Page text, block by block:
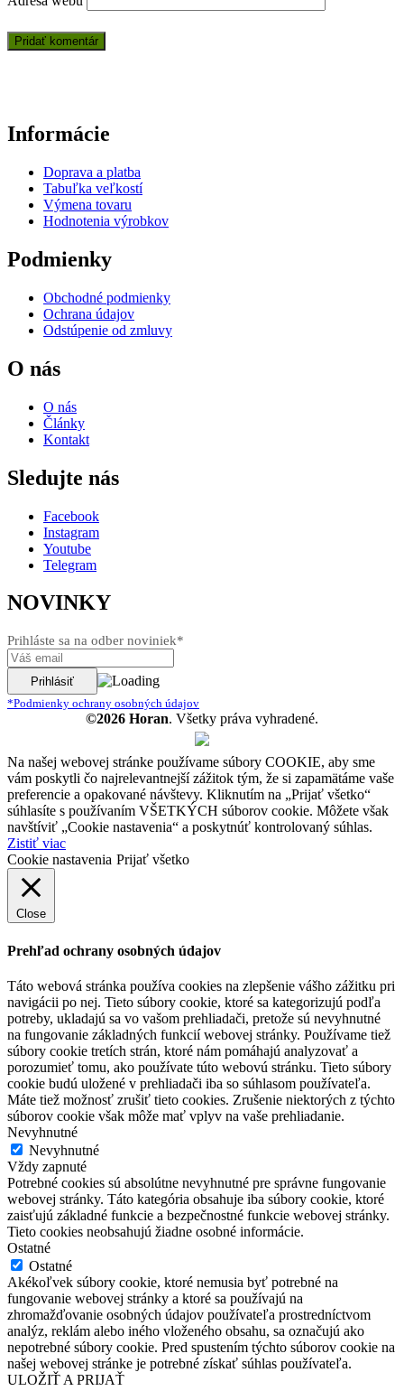
Informácie
Doprava a platba
Tabuľka veľkostí
Výmena tovaru
Hodnotenia výrobkov
Podmienky
Obchodné podmienky
Ochrana údajov
Odstúpenie od zmluvy
O nás
O nás
Články
Kontakt
Sledujte nás
Facebook
Instagram
Youtube
Telegram
NOVINKY
Prihláste sa na odber noviniek*
*Podmienky ochrany osobných údajov
©2026 Horan. Všetky práva vyhradené.
Na našej webovej stránke používame súbory COOKIE, aby sme
vám poskytli čo najrelevantnejší zážitok tým, že si zapamätáme vaše
preferencie a opakované návštevy. Kliknutím na „Prijať všetko“
súhlasíte s používaním VŠETKÝCH súborov cookie. Môžete však
navštíviť „Cookie nastavenia“ a poskytnúť kontrolovaný súhlas.
Zistiť viac
Cookie nastavenia Prijať všetko
Close
Prehľad ochrany osobných údajov
Táto webová stránka používa cookies na zlepšenie vášho zážitku pri
navigácii po nej. Tieto súbory cookie, ktoré sa kategorizujú podľa
potreby, ukladajú sa vo vašom prehliadači, pretože sú nevyhnutné
na fungovanie základných funkcií webovej stránky. Používame tiež
súbory cookie tretích strán, ktoré nám pomáhajú analyzovať a
porozumieť tomu, ako používate túto webovú stránku. Tieto súbory
cookie budú uložené v prehliadači iba so súhlasom používateľa.
Máte tiež možnosť zrušiť tieto cookies. Zrušenie niektorých z týchto
súborov cookie však môže mať vplyv na vaše prehliadanie.
Nevyhnutné
Nevyhnutné
Vždy zapnuté
Potrebné cookies sú absolútne nevyhnutné pre správne fungovanie
webovej stránky. Táto kategória obsahuje iba súbory cookie, ktoré
zaisťujú základné funkcie a bezpečnostné funkcie webovej stránky.
Tieto cookies neobsahujú žiadne osobné informácie.
Ostatné
Ostatné
Akékoľvek súbory cookie, ktoré nemusia byť potrebné na
fungovanie webovej stránky a ktoré sa používajú na
zhromažďovanie osobných údajov používateľa prostredníctvom
analýz, reklám alebo iného vloženého obsahu, sa označujú ako
nepotrebné súbory cookie. Pred spustením týchto súborov cookie na
našej webovej stránke je potrebné získať súhlas používateľa.
ULOŽIŤ A PRIJAŤ